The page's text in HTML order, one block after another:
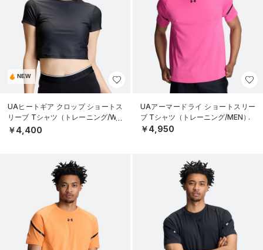
NEW
UAヒートギア クロップ ショートス
リーブ Tシャツ（トレーニング/WO
MEN）
￥4,400
UAアーマードライ ショートスリー
ブ Tシャツ（トレーニング/MEN）
￥4,950